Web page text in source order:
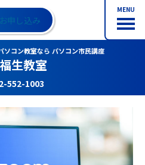
MENU
お申し込み
コン教室なら パソコン市民講座
生教室
552-1003